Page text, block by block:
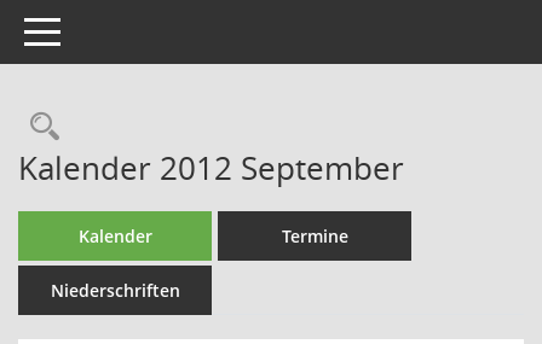
Toggle navigation
Rechercheauswahl
Kalender 2012 September
Kalender Termine
Niederschriften